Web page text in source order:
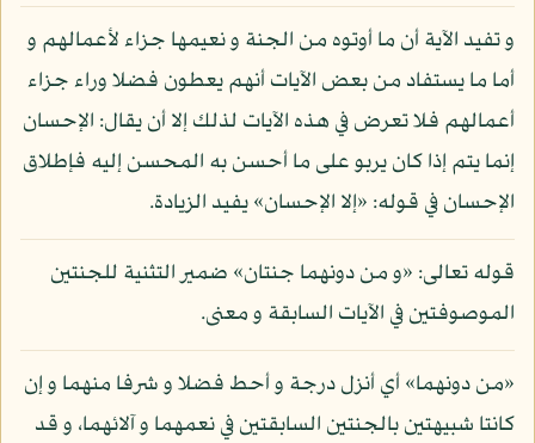
و تفيد الآية أن ما أوتوه من الجنة و نعيمها جزاء لأعمالهم و
أما ما يستفاد من بعض الآيات أنهم يعطون فضلا وراء جزاء
أعمالهم فلا تعرض في هذه الآيات لذلك إلا أن يقال: الإحسان
إنما يتم إذا كان يربو على ما أحسن به المحسن إليه فإطلاق
الإحسان في قوله: «إلا الإحسان» يفيد الزيادة.
قوله تعالى: «و من دونهما جنتان» ضمير التثنية للجنتين
الموصوفتين في الآيات السابقة و معنى.
«من دونهما» أي أنزل درجة و أحط فضلا و شرفا منهما و إن
كانتا شبيهتين بالجنتين السابقتين في نعمهما و آلائهما، و قد